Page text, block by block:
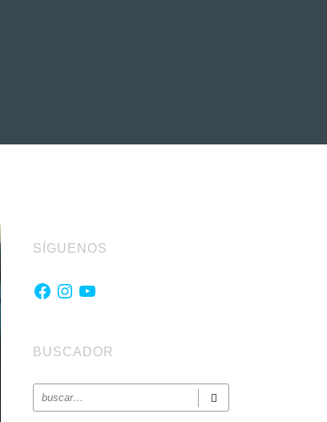
SÍGUENOS
Facebook
Instagram
YouTube
BUSCADOR